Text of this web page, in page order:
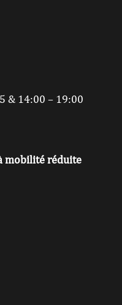
& 14:00 – 19:00
mobilité réduite